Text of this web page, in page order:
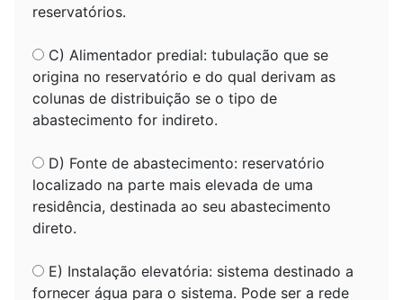
reservatórios.
C) Alimentador predial: tubulação que se
origina no reservatório e do qual derivam as
colunas de distribuição se o tipo de
abastecimento for indireto.
D) Fonte de abastecimento: reservatório
localizado na parte mais elevada de uma
residência, destinada ao seu abastecimento
direto.
E) Instalação elevatória: sistema destinado a
fornecer água para o sistema. Pode ser a rede